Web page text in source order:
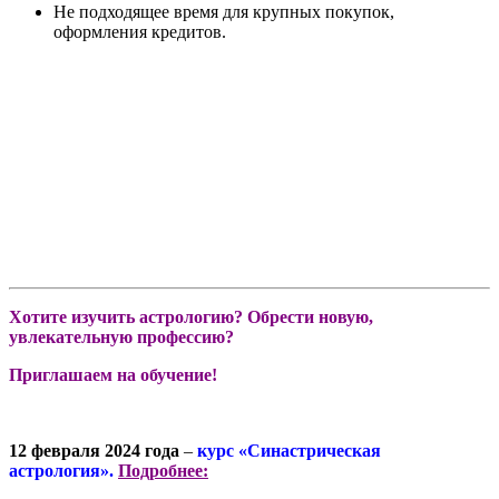
Не подходящее время для крупных покупок,
оформления кредитов.
Хотите изучить астрологию? Обрести новую,
увлекательную профессию?
Приглашаем на обучение!
12 февраля 2024 года – курс «Синастрическая
астрология». Подробнее: